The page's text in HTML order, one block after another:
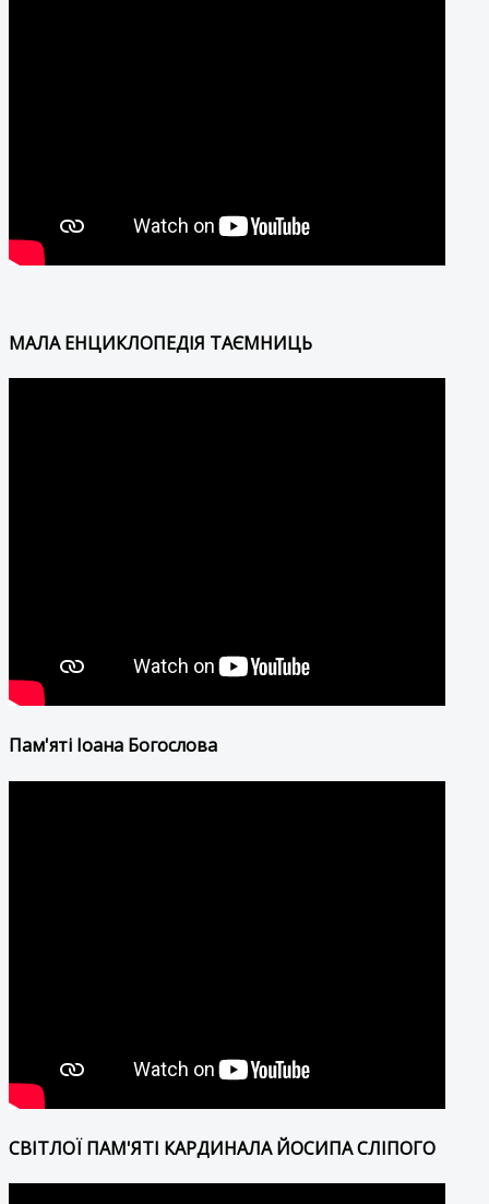
МАЛА ЕНЦИКЛОПЕДІЯ ТАЄМНИЦЬ
Пам'яті Іоана Богослова
СВІТЛОЇ ПАМ'ЯТІ КАРДИНАЛА ЙОСИПА СЛІПОГО